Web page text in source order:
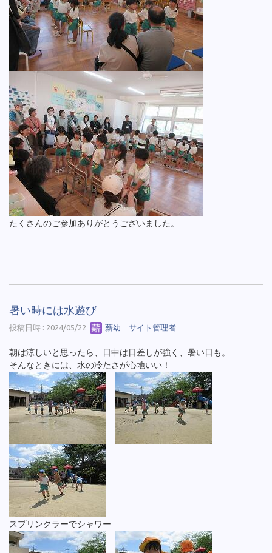
たくさんのご参加ありがとうございました。
暑い時には水遊び
投稿日時 : 2024/05/22 薪幼 サイト管理者
朝は涼しいと思ったら、日中は日差しが強く、暑い日も。
そんなときには、水の冷たさが心地いい！
スプリンクラーでシャワー